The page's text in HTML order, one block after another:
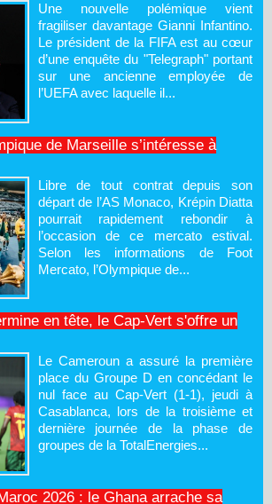
Une nouvelle polémique vient
fragiliser davantage Gianni Infantino.
Le président de la FIFA est au cœur
d’une enquête du "Telegraph" portant
sur une ancienne employée de
l’UEFA avec laquelle il...
de Marseille s’intéresse à
Libre de tout contrat depuis son
départ de l’AS Monaco, Krépin Diatta
pourrait rapidement rebondir à
l’occasion de ce mercato estival.
Selon les informations de Foot
Mercato, l’Olympique de...
en tête, le Cap-Vert s'offre un
Le Cameroun a assuré la première
place du Groupe D en concédant le
nul face au Cap-Vert (1-1), jeudi à
Casablanca, lors de la troisième et
dernière journée de la phase de
groupes de la TotalEnergies...
2026 : le Ghana arrache sa